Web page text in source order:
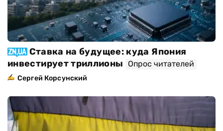
Ставка на будущее: куда Япония
инвестирует триллионы
Опрос читателей
Сергей Корсунский